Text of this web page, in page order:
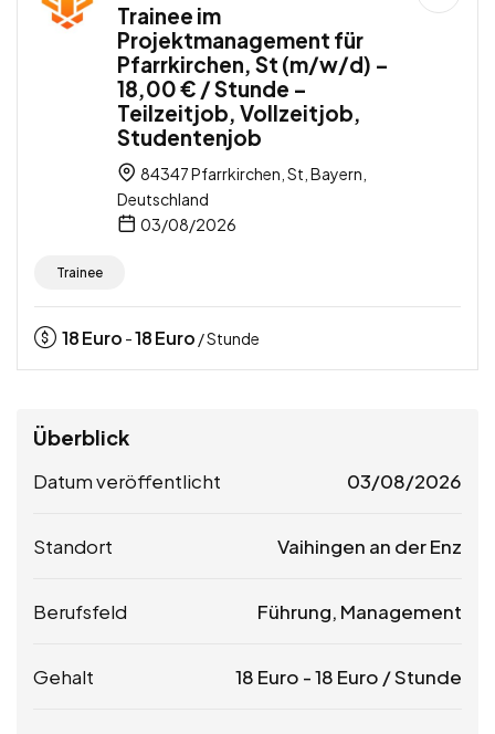
Trainee im
Projektmanagement für
Pfarrkirchen, St (m/w/d) –
18,00 € / Stunde –
Teilzeitjob, Vollzeitjob,
Studentenjob
84347 Pfarrkirchen, St, Bayern,
Deutschland
03/08/2026
Trainee
18Euro -18Euro / Stunde
Überblick
Datum veröffentlicht 03/08/2026
Standort Vaihingen an der Enz
Berufsfeld Führung, Management
Gehalt 18 Euro -18 Euro / Stunde